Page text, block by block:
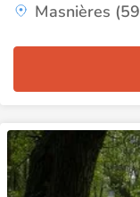
Masnières